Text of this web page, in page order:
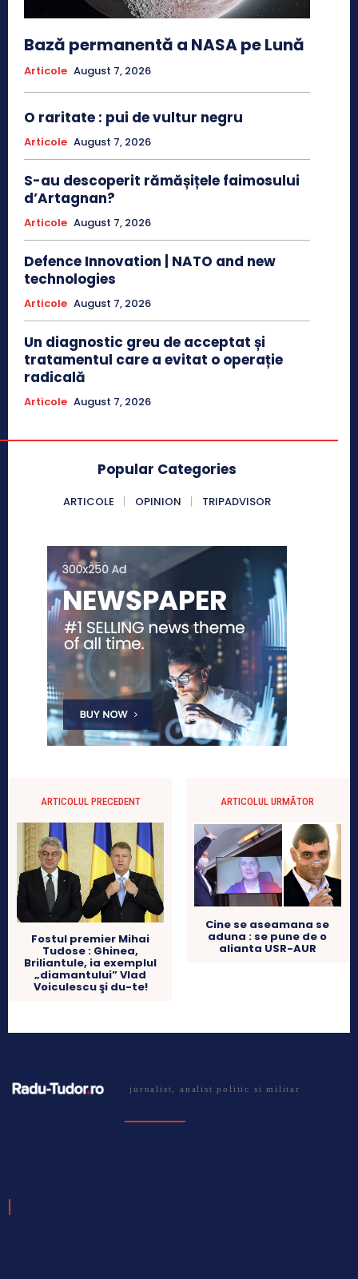
Bază permanentă a NASA pe Lună
Articole August 7, 2026
O raritate : pui de vultur negru
Articole August 7, 2026
S-au descoperit rămășițele faimosului
d’Artagnan?
Articole August 7, 2026
Defence Innovation | NATO and new
technologies
Articole August 7, 2026
Un diagnostic greu de acceptat și
tratamentul care a evitat o operație
radicală
Articole August 7, 2026
Popular Categories
ARTICOLE OPINION TRIPADVISOR
ARTICOLUL PRECEDENT
Fostul premier Mihai
Tudose : Ghinea,
Briliantule, ia exemplul
„diamantului” Vlad
Voiculescu şi du-te!
ARTICOLUL URMĂTOR
Cine se aseamana se
aduna : se pune de o
alianta USR-AUR
jurnalist, analist politic si militar